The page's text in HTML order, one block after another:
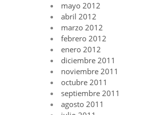
mayo 2012
abril 2012
marzo 2012
febrero 2012
enero 2012
diciembre 2011
noviembre 2011
octubre 2011
septiembre 2011
agosto 2011